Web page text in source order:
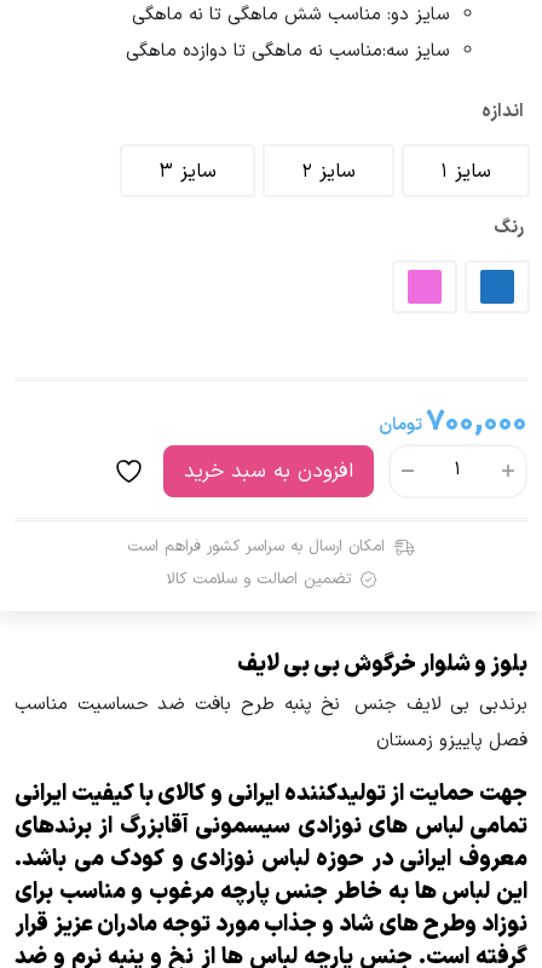
سایز دو: مناسب شش ماهگی تا نه ماهگی
سایز سه:مناسب نه ماهگی تا دوازده ماهگی
اندازه
سایز 1 سایز 2 سایز 3
رنگ
۷۰۰,۰۰۰تومان
افزودن به سبد خرید
امکان ارسال به سراسر کشور فراهم است
تضمین اصالت و سلامت کالا
بلوز و شلوار خرگوش بی بی لایف
برندبی بی لایف جنس نخ پنبه طرح بافت ضد حساسیت مناسب
فصل پاییزو زمستان
جهت حمایت از تولیدکننده ایرانی و کالای با کیفیت ایرانی
تمامی لباس های نوزادی سیسمونی آقابزرگ از برندهای
معروف ایرانی در حوزه لباس نوزادی و کودک می باشد.
این لباس ها به خاطر جنس پارچه مرغوب و مناسب برای
نوزاد وطرح های شاد و جذاب مورد توجه مادران عزیز قرار
گرفته است. جنس پارچه لباس ها از نخ و پنبه نرم و ضد